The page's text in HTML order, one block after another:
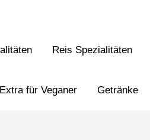
Reis Spezialitäten
Extra für Veganer Getränke